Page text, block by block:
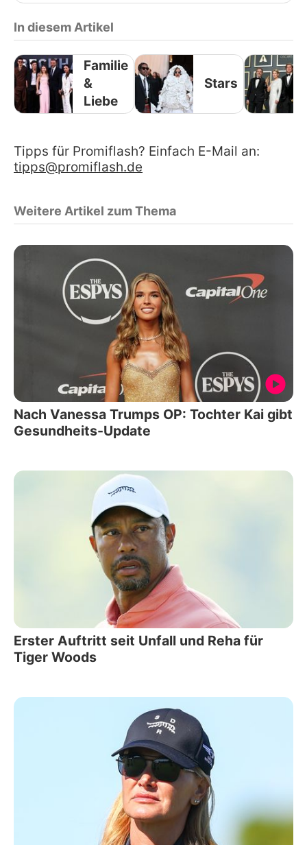
In diesem Artikel
Familie
&
Liebe
Stars
Tipps für Promiflash? Einfach E-Mail an:
tipps@promiflash.de
Weitere Artikel zum Thema
Nach Vanessa Trumps OP: Tochter Kai gibt
Gesundheits-Update
Erster Auftritt seit Unfall und Reha für
Tiger Woods